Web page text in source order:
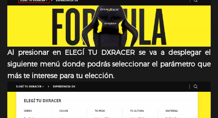
Al presionar en ELEGÍ TU DXRACER se va a desplegar el
siguiente menú donde podrás seleccionar el parámetro que
más te interese para tu elección.